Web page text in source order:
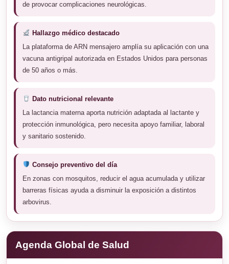
de provocar complicaciones neurológicas.
Hallazgo médico destacado
La plataforma de ARN mensajero amplía su aplicación con una
vacuna antigripal autorizada en Estados Unidos para personas
de 50 años o más.
Dato nutricional relevante
La lactancia materna aporta nutrición adaptada al lactante y
protección inmunológica, pero necesita apoyo familiar, laboral
y sanitario sostenido.
Consejo preventivo del día
En zonas con mosquitos, reducir el agua acumulada y utilizar
barreras físicas ayuda a disminuir la exposición a distintos
arbovirus.
Agenda Global de Salud